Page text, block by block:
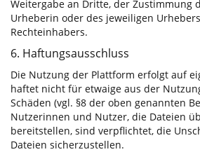
Weitergabe an Dritte, der Zustimmung
Urheberin oder des jeweiligen
Rechteinhabers.
6. Haftungsausschluss
Die Nutzung der Plattform erfolgt auf
haftet nicht für etwaige aus der
Schäden (vgl. §8 der oben genannten
Nutzerinnen und Nutzer, die Dateien
bereitstellen, sind verpflichtet, die
Dateien sicherzustellen.